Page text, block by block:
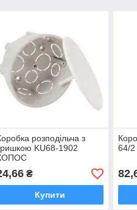
розподільча з
KU68-1902
₴
Купити
64/